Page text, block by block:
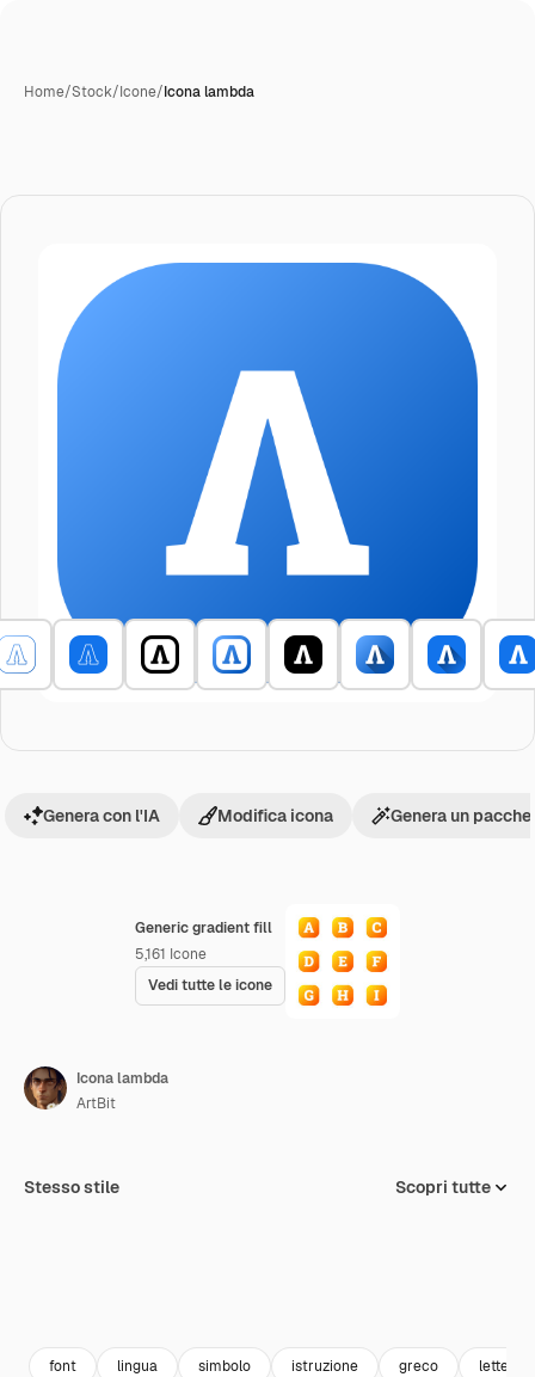
Home/Stock/Icone/Icona lambda
Generic gradient fill
5,161 Icone
Vedi tutte le icone
Genera con l'IA Modifica icona Genera un
Icona lambda
ArtBit
Stesso stile Scopri tutte
font lingua simbolo istruzione greco lettere